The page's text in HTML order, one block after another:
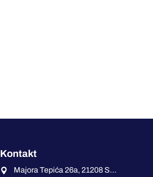
Kontakt
Majora Tepića 26a, 21208 Sremska Kamenica